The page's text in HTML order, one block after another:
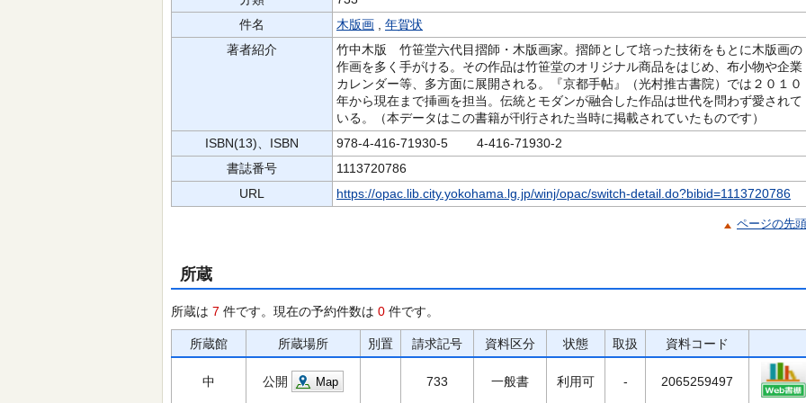
件名
木版画 , 年賀状
著者紹介
竹中木版 竹笹堂六代目摺師・木版画家。摺師として培った技術をもとに木版画の
作画を多く手がける。その作品は竹笹堂のオリジナル商品をはじめ、布小物や企業
カレンダー等、多方面に展開される。『京都手帖』（光村推古書院）では２０１０
年から現在まで挿画を担当。伝統とモダンが融合した作品は世代を問わず愛されて
いる。（本データはこの書籍が刊行された当時に掲載されていたものです）
ISBN(13)、ISBN
978-4-416-71930-5 4-416-71930-2
書誌番号
1113720786
URL
https://opac.lib.city.yokohama.lg.jp/winj/opac/switch-detail.do?bibid=1113720786
ページの先
所蔵
所蔵は 7 件です。現在の予約件数は 0 件です。
所蔵館 所蔵場所 別置 請求記号 資料区分 状態 取扱 資料コード
中 公開 Map 733 一般書 利用可 - 2065259497